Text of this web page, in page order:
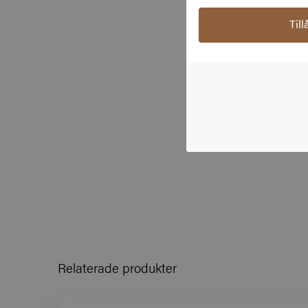
Relaterade produkter